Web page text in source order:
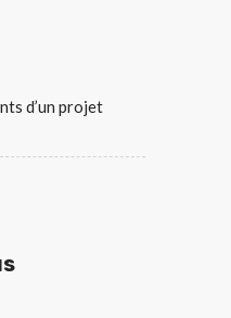
d’un projet